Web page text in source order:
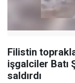
Filistin
işgalciler Batı
saldırdı